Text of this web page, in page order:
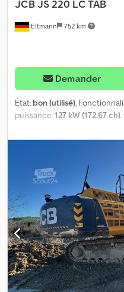
Eltmann 752 km
JCBJS 220 LC TAB
Demander
État: bon (utilisé),
puissance:127 kW (172,67 ch)
, poids en
conduite:50 pourcentage,
, Année de
fonctionnement:
7 465 h ,
Vérification de
cabine, chenilles en acier,
standard, hydraulique,
hydraulique, phares
cylindres de 127 kW - 172 ch -
double effet - Chenilles de
mm Inclus : Attache rapide
Cjdpfx Ahju Hx Irj Isrf